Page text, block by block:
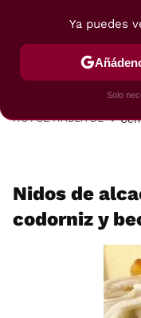
POSTRES VIAJES
HOY SE HABLA DE
Nidos de
codorniz y
Ya puedes
Solo